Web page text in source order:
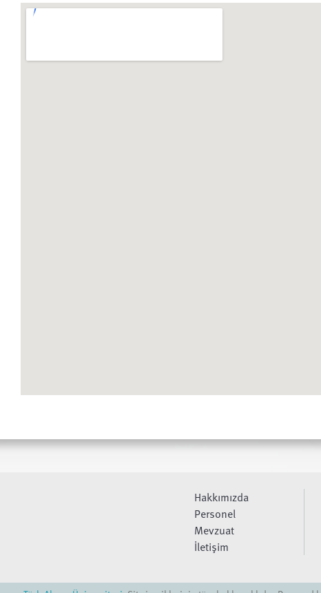
Hakkımızda
Personel
Mevzuat
İletişim